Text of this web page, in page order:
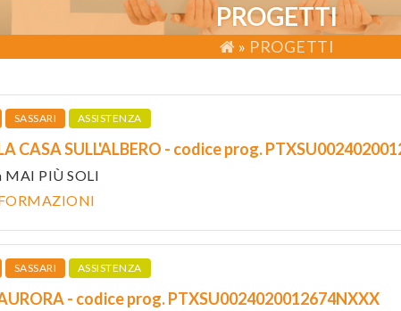
PROGETTI
» PROGETTI
SASSARI ASSISTENZA
CASA SULL'ALBERO - codice prog.
MAI PIÙ SOLI
SASSARI ASSISTENZA
- codice prog. PTXSU0024020012674NXXX